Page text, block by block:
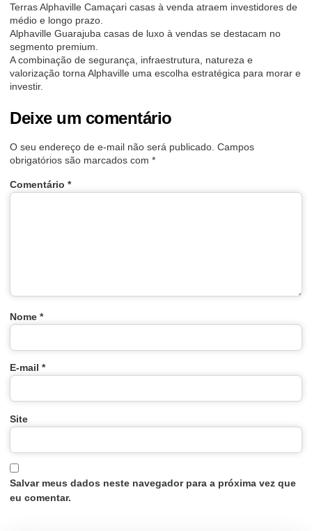
Terras Alphaville Camaçari casas à venda atraem investidores de
médio e longo prazo.
Alphaville Guarajuba casas de luxo à vendas se destacam no
segmento premium.
A combinação de segurança, infraestrutura, natureza e
valorização torna Alphaville uma escolha estratégica para morar e
investir.
Deixe um comentário
O seu endereço de e-mail não será publicado. Campos
obrigatórios são marcados com *
Comentário *
Nome *
E-mail *
Site
Salvar meus dados neste navegador para a próxima vez que
eu comentar.